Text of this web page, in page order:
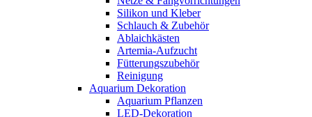
Silikon und Kleber
Schlauch & Zubehör
Ablaichkästen
Artemia-Aufzucht
Fütterungszubehör
Reinigung
Aquarium Dekoration
Aquarium Pflanzen
LED-Dekoration